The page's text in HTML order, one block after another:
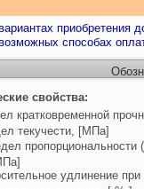
приобретения
способах
свойства:
кратковременной
текучести, [МПа]
пропорциональности
удлинение